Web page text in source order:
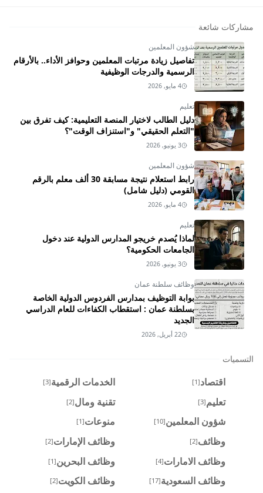
مشاركات شائعة
شؤون المعلمين
تفاصيل زيادة مرتبات المعلمين وحوافز الأداء.. بالأرقام
الرسمية والدرجات الوظيفية
4 مايو, 2026
تعليم
دليل الطالب لاختيار المنصة التعليمية: كيف تفرق بين
"التعلم الحقيقي" و"استنزاف الوقت"؟
3 يونيو, 2026
شؤون المعلمين
رابط استعلام نتيجة مسابقة 30 ألف معلم بالرقم
القومي (دليل شامل)
4 مايو, 2026
تعليم
لماذا يُصدم خريجو المدارس الدولية عند دخول
الجامعات الحكومية؟
3 يونيو, 2026
وظائف سلطنة عمان
بوابة التوظيف بمدارس الفردوس الدولية الخاصة
بسلطنة عمان : استقطاب الكفاءات للعام الدراسي
الجديد
22 أبريل, 2026
التسميات
اقتصاد[1] الخدمات الرقمية[3]
تعليم [3] تقنية ومال[2]
شؤون المعلمين[10] منوعات[1]
وظائف[2] وظائف الإمارات[2]
وظائف الامارات[4] وظائف البحرين[1]
وظائف السعودية[17] وظائف الكويت[2]